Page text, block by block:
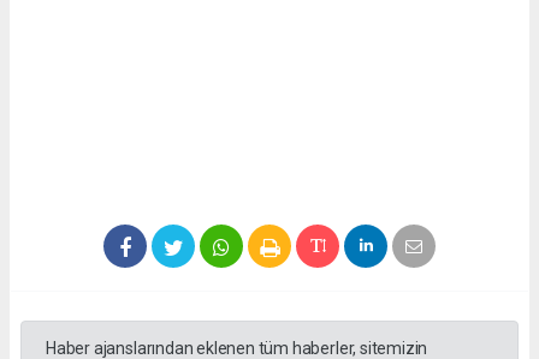
Haber ajanslarından eklenen tüm haberler, sitemizin